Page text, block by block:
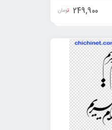
249,900 تومان